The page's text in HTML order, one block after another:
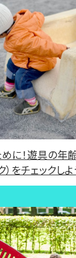
に！遊具の年
をチェックしよ